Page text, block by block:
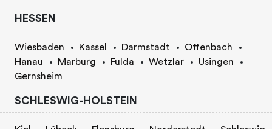
HESSEN
Wiesbaden Kassel Darmstadt
Offenbach
Hanau
Marburg Fulda Wetzlar
Usingen
Gernsheim
SCHLESWIG-HOLSTEIN